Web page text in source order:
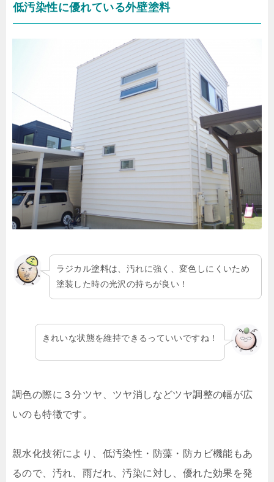
低汚染性に優れている外壁塗料
ラジカル塗料は、汚れに強く、変色しにくいため
塗装した時の光沢の持ちが良い！
きれいな状態を維持できるっていいですね！
調色の際に３分ツヤ、ツヤ消しなどツヤ調整の幅が広
いのも特徴です。
親水化技術により、低汚染性・防藻・防カビ機能もあ
るので、汚れ、雨だれ、汚染に対し、優れた効果を発